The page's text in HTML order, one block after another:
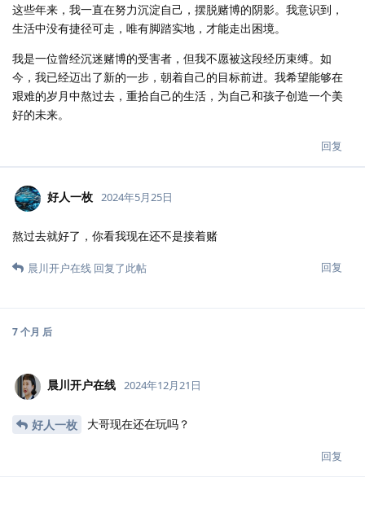
这些年来，我一直在努力沉淀自己，摆脱赌博的阴影。我意识到，
生活中没有捷径可走，唯有脚踏实地，才能走出困境。
我是一位曾经沉迷赌博的受害者，但我不愿被这段经历束缚。如
今，我已经迈出了新的一步，朝着自己的目标前进。我希望能够在
艰难的岁月中熬过去，重拾自己的生活，为自己和孩子创造一个美
好的未来。
回复
好人一枚 2024年5月25日
熬过去就好了，你看我现在还不是接着赌
回复
晨川开户在线 回复了此帖
7 个月 后
晨川开户在线 2024年12月21日
好人一枚 大哥现在还在玩吗？
回复